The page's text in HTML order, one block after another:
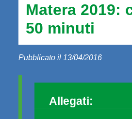
Matera 2019:
50 minuti
Pubblicato il 13/04/2016
Allegati: